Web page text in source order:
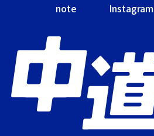
note Instagram